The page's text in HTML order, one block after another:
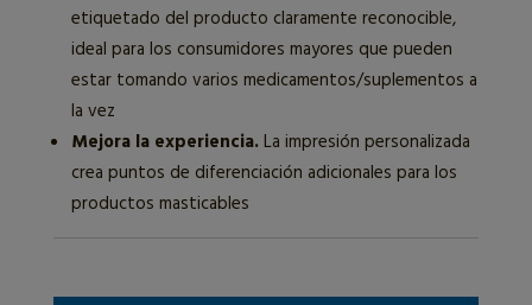
etiquetado del producto claramente reconocible,
ideal para los consumidores mayores que pueden
estar tomando varios medicamentos/suplementos a
la vez
Mejora la experiencia.La impresión personalizada
crea puntos de diferenciación adicionales para los
productos masticables